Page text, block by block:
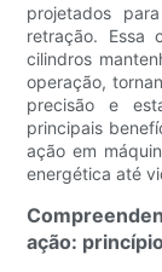
projetados
retração. Essa
cilindros
operação,
precisão e
principais
ação em
energética até
ação: